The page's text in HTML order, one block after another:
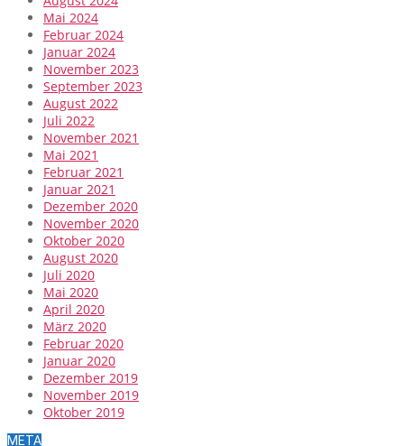
Mai 2024
Februar 2024
Januar 2024
November 2023
September 2023
August 2022
Juli 2022
November 2021
Mai 2021
Februar 2021
Januar 2021
Dezember 2020
November 2020
Oktober 2020
August 2020
Juli 2020
Mai 2020
April 2020
März 2020
Februar 2020
Januar 2020
Dezember 2019
November 2019
Oktober 2019
META